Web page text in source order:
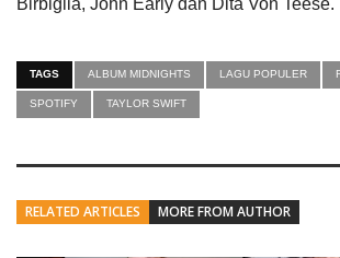
TAGS ALBUM MIDNIGHTS LAGU POPULER
SPOTIFY TAYLOR SWIFT
RELATED ARTICLES MORE FROM AUTHOR